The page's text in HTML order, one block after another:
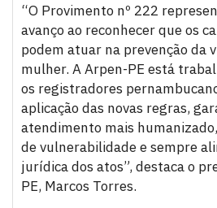
“O Provimento nº 222
avanço ao reconhecer que os
podem atuar na prevenção da
mulher. A Arpen-PE está
os registradores
aplicação das novas regras,
atendimento mais
de vulnerabilidade e sempre
jurídica dos atos”, destaca o
PE, Marcos Torres.